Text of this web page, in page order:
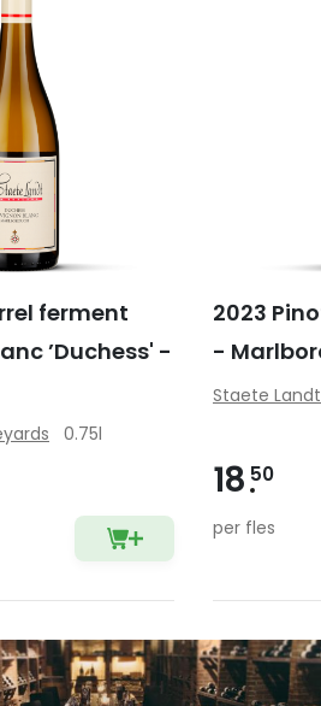
ferment
’Duchess' -
0.75l
2023
-
Staete
18 50
per fles